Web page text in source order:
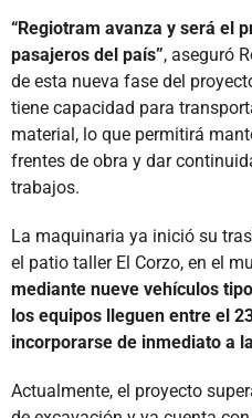
“Regiotram avanza y será el
pasajeros del país”, aseguró
de esta nueva fase del
tiene capacidad para
material, lo que permitirá
frentes de obra y dar
trabajos.
La maquinaria ya inició su
el patio taller El Corzo, en el
mediante nueve vehículos
los equipos lleguen entre el
incorporarse de inmediato a
Actualmente, el proyecto